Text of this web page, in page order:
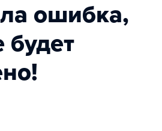
ошибка,
будет